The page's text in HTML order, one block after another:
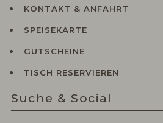
KONTAKT & ANFAHRT
SPEISEKARTE
GUTSCHEINE
TISCH RESERVIEREN
Suche & Social